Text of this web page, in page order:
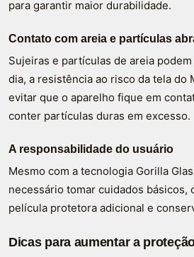
para garantir maior durabilidade.
Contato com areia e partículas
Sujeiras e partículas de areia
dia, a resistência ao risco da tela do
evitar que o aparelho fique em
conter partículas duras em excesso.
A responsabilidade do usuário
Mesmo com a tecnologia Gorilla
necessário tomar cuidados
película protetora adicional e
Dicas para aumentar a